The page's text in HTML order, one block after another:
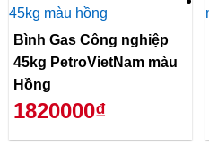
Bình Gas Công nghiệp
45kg PetroVietNam màu
Hồng
1820000₫